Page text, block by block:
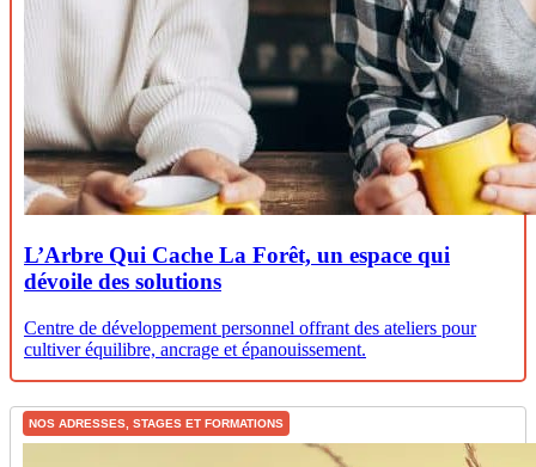
L’Arbre Qui Cache La Forêt, un espace qui
dévoile des solutions
Centre de développement personnel offrant des ateliers pour
cultiver équilibre, ancrage et épanouissement.
NOS ADRESSES, STAGES ET FORMATIONS